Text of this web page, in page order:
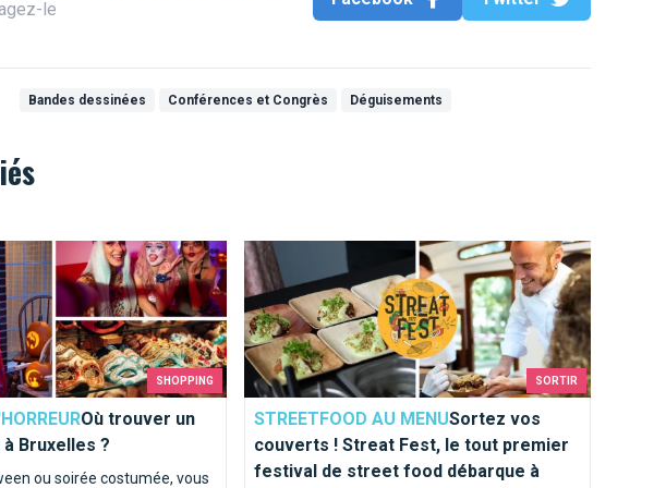
le
Bandes dessinées Conférences et Congrès Déguisements
SHOPPING
Où trouver un
Bruxelles ?
ou soirée costumée, vous
à Bruxelles ?
SORTIR
STREETFOOD AU MENUSortez vos
couverts ! Streat Fest, le tout premier
festival de street food débarque à
Sortez vos couverts ! Streat Fest, le tout premier